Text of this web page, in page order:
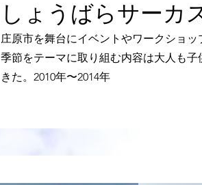
しょうばらサーカ
庄原市を舞台にイベントやワークショッ
季節をテーマに取り組む内容は大人も
きた。2010年〜2014年